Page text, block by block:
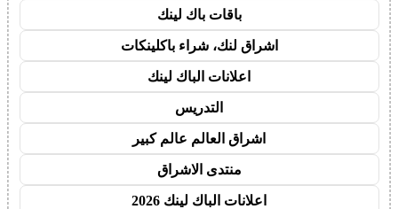
باقات باك لينك
اشراق لنك، شراء باكلينكات
اعلانات الباك لينك
التدريس
اشراق العالم عالم كبير
منتدى الاشراق
اعلانات الباك لينك 2026